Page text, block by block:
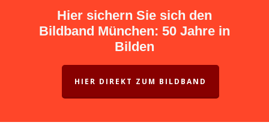
Hier sichern Sie sich den
Bildband München: 50 Jahre in
Bilden
HIER DIREKT ZUM BILDBAND